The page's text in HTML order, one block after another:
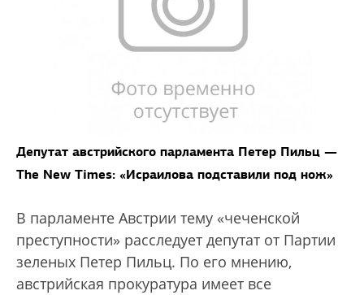
Депутат австрийского парламента Петер Пильц —
The New Times: «Исраилова подставили под нож»
В парламенте Австрии тему «чеченской
преступности» расследует депутат от Партии
зеленых Петер Пильц. По его мнению,
австрийская прокуратура имеет все